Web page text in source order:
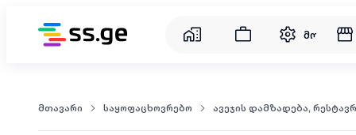
მთავარი საყოფაცხოვრებო ავეჯის დამზადება,